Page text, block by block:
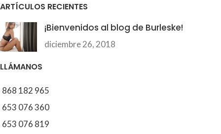
ARTÍCULOS RECIENTES
¡Bienvenidos al blog de Burleske!
diciembre 26, 2018
LLÁMANOS
868 182 965
653 076 360
653 076 819